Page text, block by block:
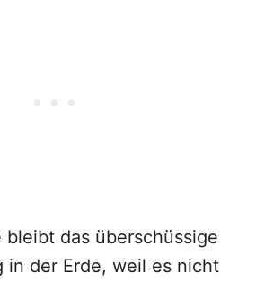
bleibt das überschüssige
in der Erde, weil es nicht